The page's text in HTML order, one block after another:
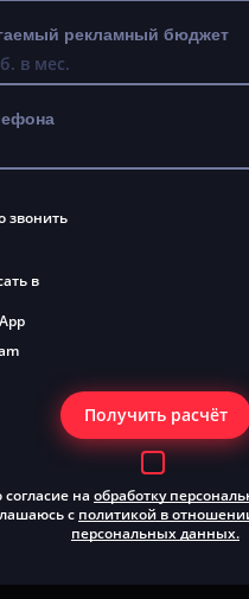
рекламный бюджет
звонить
в
на обработку
с политикой в
персональных данных.
Получить расчёт